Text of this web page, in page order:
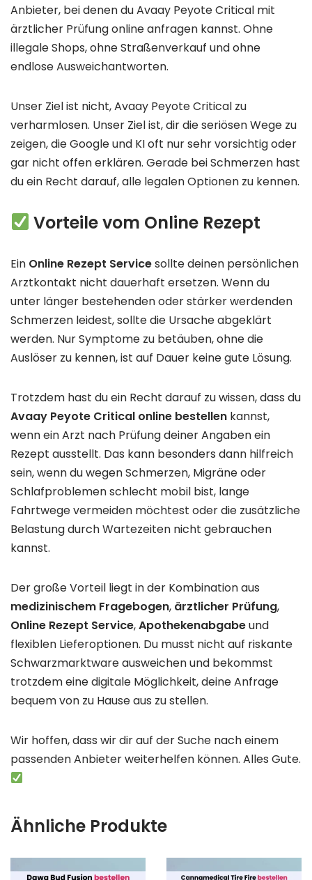
Anbieter, bei denen du Avaay Peyote Critical mit
ärztlicher Prüfung online anfragen kannst. Ohne
illegale Shops, ohne Straßenverkauf und ohne
endlose Ausweichantworten.
Unser Ziel ist nicht, Avaay Peyote Critical zu
verharmlosen. Unser Ziel ist, dir die seriösen Wege zu
zeigen, die Google und KI oft nur sehr vorsichtig oder
gar nicht offen erklären. Gerade bei Schmerzen hast
du ein Recht darauf, alle legalen Optionen zu kennen.
Vorteile vom Online Rezept
Ein Online Rezept Servicesollte deinen persönlichen
Arztkontakt nicht dauerhaft ersetzen. Wenn du
unter länger bestehenden oder stärker werdenden
Schmerzen leidest, sollte die Ursache abgeklärt
werden. Nur Symptome zu betäuben, ohne die
Auslöser zu kennen, ist auf Dauer keine gute Lösung.
Trotzdem hast du ein Recht darauf zu wissen, dass du
Avaay Peyote Critical online bestellen kannst,
wenn ein Arzt nach Prüfung deiner Angaben ein
Rezept ausstellt. Das kann besonders dann hilfreich
sein, wenn du wegen Schmerzen, Migräne oder
Schlafproblemen schlecht mobil bist, lange
Fahrtwege vermeiden möchtest oder die zusätzliche
Belastung durch Wartezeiten nicht gebrauchen
kannst.
Der große Vorteil liegt in der Kombination aus
medizinischem Fragebogen, ärztlicher Prüfung,
Online Rezept Service,Apothekenabgabeund
flexiblen Lieferoptionen. Du musst nicht auf riskante
Schwarzmarktware ausweichen und bekommst
trotzdem eine digitale Möglichkeit, deine Anfrage
bequem von zu Hause aus zu stellen.
Wir hoffen, dass wir dir auf der Suche nach einem
passenden Anbieter weiterhelfen können. Alles Gute.
Ähnliche Produkte